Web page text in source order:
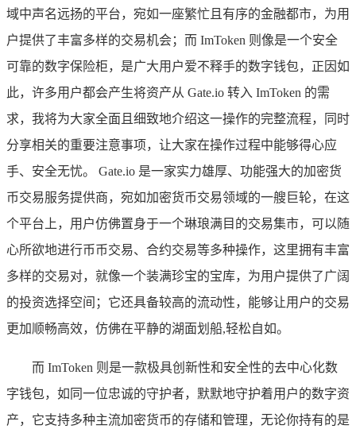
域中声名远扬的平台，宛如一座繁忙且有序的金融都市，为用
户提供了丰富多样的交易机会；而 ImToken 则像是一个安全
可靠的数字保险柜，是广大用户爱不释手的数字钱包，正因如
此，许多用户都会产生将资产从 Gate.io 转入 ImToken 的需
求，我将为大家全面且细致地介绍这一操作的完整流程，同时
分享相关的重要注意事项，让大家在操作过程中能够得心应
手、安全无忧。 Gate.io 是一家实力雄厚、功能强大的加密货
币交易服务提供商，宛如加密货币交易领域的一艘巨轮，在这
个平台上，用户仿佛置身于一个琳琅满目的交易集市，可以随
心所欲地进行币币交易、合约交易等多种操作，这里拥有丰富
多样的交易对，就像一个装满珍宝的宝库，为用户提供了广阔
的投资选择空间；它还具备较高的流动性，能够让用户的交易
更加顺畅高效，仿佛在平静的湖面划船,轻松自如。
而 ImToken 则是一款极具创新性和安全性的去中心化数
字钱包，如同一位忠诚的守护者，默默地守护着用户的数字资
产，它支持多种主流加密货币的存储和管理，无论你持有的是